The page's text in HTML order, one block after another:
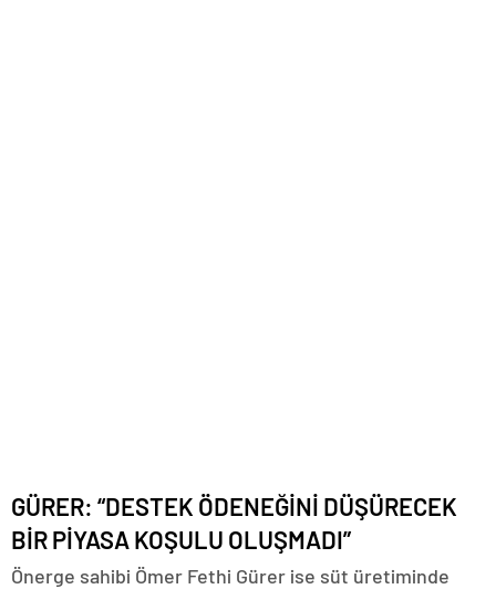
GÜRER: “DESTEK ÖDENEĞİNİ DÜŞÜRECEK
BİR PİYASA KOŞULU OLUŞMADI”
Önerge sahibi Ömer Fethi Gürer ise süt üretiminde